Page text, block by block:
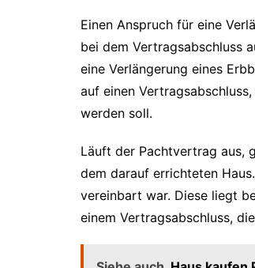
Einen Anspruch für eine
bei dem Vertragsabschluss
eine Verlängerung eines
auf einen
werden soll.
Läuft der Pachtvertrag aus,
dem darauf errichteten
vereinbart war. Diese liegt
einem Vertragsabschluss,